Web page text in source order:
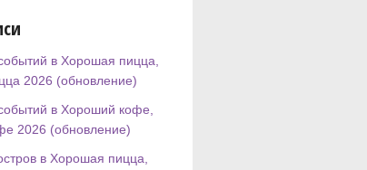
в Хорошая пицца,
2026 (обновление)
в Хороший кофе,
2026 (обновление)
в Хорошая пицца,